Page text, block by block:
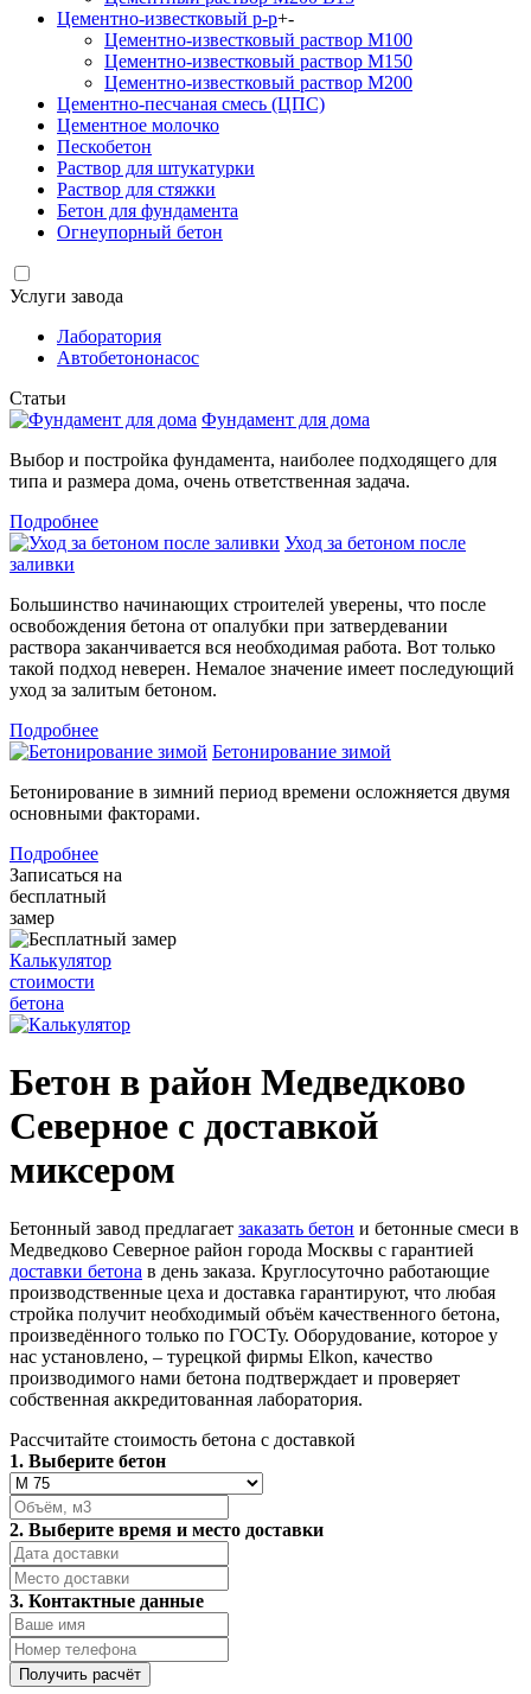
Цементно-известковый р-р+-
Цементно-известковый раствор М100
Цементно-известковый раствор М150
Цементно-известковый раствор М200
Цементно-песчаная смесь (ЦПС)
Цементное молочко
Пескобетон
Раствор для штукатурки
Раствор для стяжки
Бетон для фундамента
Огнеупорный бетон
Услуги завода
Лаборатория
Автобетононасос
Статьи
Фундамент для дома
Выбор и постройка фундамента, наиболее подходящего для
типа и размера дома, очень ответственная задача.
Подробнее
Уход за бетоном после
заливки
Большинство начинающих строителей уверены, что после
освобождения бетона от опалубки при затвердевании
раствора заканчивается вся необходимая работа. Вот только
такой подход неверен. Немалое значение имеет последующий
уход за залитым бетоном.
Подробнее
Бетонирование зимой
Бетонирование в зимний период времени осложняется двумя
основными факторами.
Подробнее
Записаться на
бесплатный
замер
Калькулятор
стоимости
бетона
Бетон в район Медведково
Северное с доставкой
миксером
Бетонный завод предлагает заказать бетон и бетонные смеси в
Медведково Северное район города Москвы с гарантией
доставки бетона в день заказа. Круглосуточно работающие
производственные цеха и доставка гарантируют, что любая
стройка получит необходимый объём качественного бетона,
произведённого только по ГОСТу. Оборудование, которое у
нас установлено, – турецкой фирмы Elkon, качество
производимого нами бетона подтверждает и проверяет
собственная аккредитованная лаборатория.
Рассчитайте стоимость бетона с доставкой
1. Выберите бетон
2. Выберите время и место доставки
3. Контактные данные